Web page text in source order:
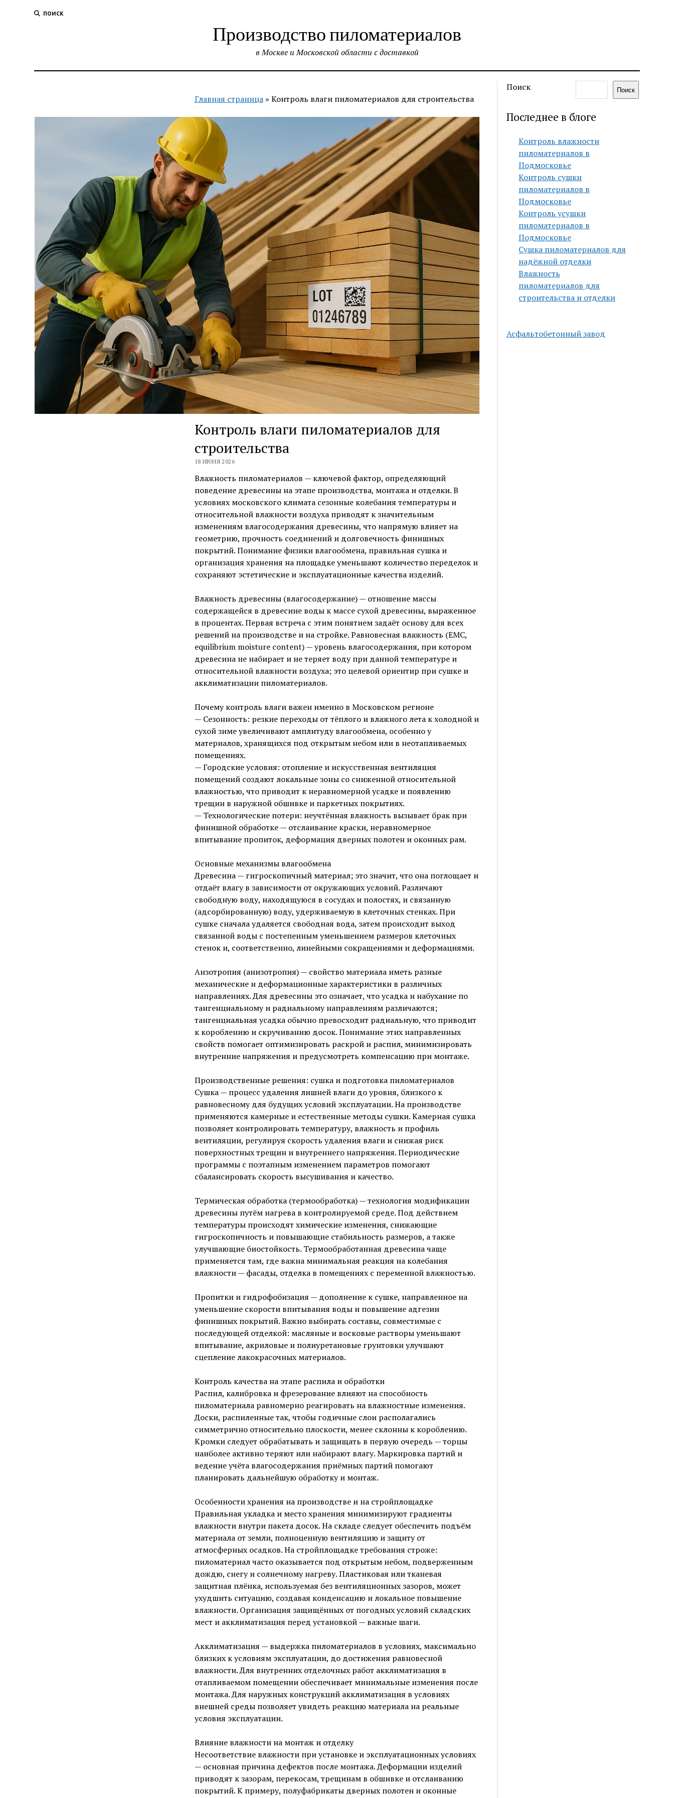
ПОИСК
Производство пиломатериалов
в Москве и Московской области с доставкой
Главная страница» Контроль влаги пиломатериалов для строительства
Контроль влаги пиломатериалов для
строительства
18 ИЮНЯ 2026
Влажность пиломатериалов — ключевой фактор, определяющий
поведение древесины на этапе производства, монтажа и отделки. В
условиях московского климата сезонные колебания температуры и
относительной влажности воздуха приводят к значительным
изменениям влагосодержания древесины, что напрямую влияет на
геометрию, прочность соединений и долговечность финишных
покрытий. Понимание физики влагообмена, правильная сушка и
организация хранения на площадке уменьшают количество переделок и
сохраняют эстетические и эксплуатационные качества изделий.
Влажность древесины (влагосодержание) — отношение массы
содержащейся в древесине воды к массе сухой древесины, выраженное
в процентах. Первая встреча с этим понятием задаёт основу для всех
решений на производстве и на стройке. Равновесная влажность (ЕМС,
equilibrium moisture content) — уровень влагосодержания, при котором
древесина не набирает и не теряет воду при данной температуре и
относительной влажности воздуха; это целевой ориентир при сушке и
акклиматизации пиломатериалов.
Почему контроль влаги важен именно в Московском регионе
— Сезонность: резкие переходы от тёплого и влажного лета к холодной и
сухой зиме увеличивают амплитуду влагообмена, особенно у
материалов, хранящихся под открытым небом или в неотапливаемых
помещениях.
— Городские условия: отопление и искусственная вентиляция
помещений создают локальные зоны со сниженной относительной
влажностью, что приводит к неравномерной усадке и появлению
трещин в наружной обшивке и паркетных покрытиях.
— Технологические потери: неучтённая влажность вызывает брак при
финишной обработке — отслаивание краски, неравномерное
впитывание пропиток, деформация дверных полотен и оконных рам.
Основные механизмы влагообмена
Древесина — гигроскопичный материал; это значит, что она поглощает и
отдаёт влагу в зависимости от окружающих условий. Различают
свободную воду, находящуюся в сосудах и полостях, и связанную
(адсорбированную) воду, удерживаемую в клеточных стенках. При
сушке сначала удаляется свободная вода, затем происходит выход
связанной воды с постепенным уменьшением размеров клеточных
стенок и, соответственно, линейными сокращениями и деформациями.
Анзотропия (анизотропия) — свойство материала иметь разные
механические и деформационные характеристики в различных
направлениях. Для древесины это означает, что усадка и набухание по
тангенциальному и радиальному направлениям различаются;
тангенциальная усадка обычно превосходит радиальную, что приводит
к короблению и скручиванию досок. Понимание этих направленных
свойств помогает оптимизировать раскрой и распил, минимизировать
внутренние напряжения и предусмотреть компенсацию при монтаже.
Производственные решения: сушка и подготовка пиломатериалов
Сушка — процесс удаления лишней влаги до уровня, близкого к
равновесному для будущих условий эксплуатации. На производстве
применяются камерные и естественные методы сушки. Камерная сушка
позволяет контролировать температуру, влажность и профиль
вентиляции, регулируя скорость удаления влаги и снижая риск
поверхностных трещин и внутреннего напряжения. Периодические
программы с поэтапным изменением параметров помогают
сбалансировать скорость высушивания и качество.
Термическая обработка (термообработка) — технология модификации
древесины путём нагрева в контролируемой среде. Под действием
температуры происходят химические изменения, снижающие
гигроскопичность и повышающие стабильность размеров, а также
улучшающие биостойкость. Термообработанная древесина чаще
применяется там, где важна минимальная реакция на колебания
влажности — фасады, отделка в помещениях с переменной влажностью.
Пропитки и гидрофобизация — дополнение к сушке, направленное на
уменьшение скорости впитывания воды и повышение адгезии
финишных покрытий. Важно выбирать составы, совместимые с
последующей отделкой: масляные и восковые растворы уменьшают
впитывание, акриловые и полиуретановые грунтовки улучшают
сцепление лакокрасочных материалов.
Контроль качества на этапе распила и обработки
Распил, калибровка и фрезерование влияют на способность
пиломатериала равномерно реагировать на влажностные изменения.
Доски, распиленные так, чтобы годичные слои располагались
симметрично относительно плоскости, менее склонны к короблению.
Кромки следует обрабатывать и защищать в первую очередь — торцы
наиболее активно теряют или набирают влагу. Маркировка партий и
ведение учёта влагосодержания приёмных партий помогают
планировать дальнейшую обработку и монтаж.
Особенности хранения на производстве и на стройплощадке
Правильная укладка и место хранения минимизируют градиенты
влажности внутри пакета досок. На складе следует обеспечить подъём
материала от земли, полноценную вентиляцию и защиту от
атмосферных осадков. На стройплощадке требования строже:
пиломатериал часто оказывается под открытым небом, подверженным
дождю, снегу и солнечному нагреву. Пластиковая или тканевая
защитная плёнка, используемая без вентиляционных зазоров, может
ухудшить ситуацию, создавая конденсацию и локальное повышение
влажности. Организация защищённых от погодных условий складских
мест и акклиматизация перед установкой — важные шаги.
Акклиматизация — выдержка пиломатериалов в условиях, максимально
близких к условиям эксплуатации, до достижения равновесной
влажности. Для внутренних отделочных работ акклиматизация в
отапливаемом помещении обеспечивает минимальные изменения после
монтажа. Для наружных конструкций акклиматизация в условиях
внешней среды позволяет увидеть реакцию материала на реальные
условия эксплуатации.
Влияние влажности на монтаж и отделку
Несоответствие влажности при установке и эксплуатационных условиях
— основная причина дефектов после монтажа. Деформации изделий
приводят к зазорам, перекосам, трещинам в обшивке и отслаиванию
покрытий. К примеру, полуфабрикаты дверных полотен и оконные
Поиск Поиск
Последнее в блоге
Контроль влажности
пиломатериалов в
Подмосковье
Контроль сушки
пиломатериалов в
Подмосковье
Контроль усушки
пиломатериалов в
Подмосковье
Сушка пиломатериалов для
надёжной отделки
Влажность
пиломатериалов для
строительства и отделки
Асфальтобетонный завод